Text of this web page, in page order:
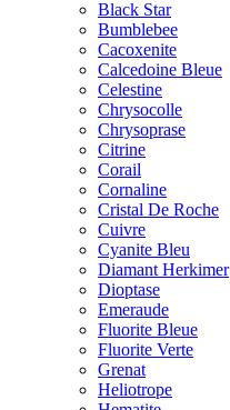
Black Star
Bumblebee
Cacoxenite
Calcedoine Bleue
Celestine
Chrysocolle
Chrysoprase
Citrine
Corail
Cornaline
Cristal De Roche
Cuivre
Cyanite Bleu
Diamant Herkimer
Dioptase
Emeraude
Fluorite Bleue
Fluorite Verte
Grenat
Heliotrope